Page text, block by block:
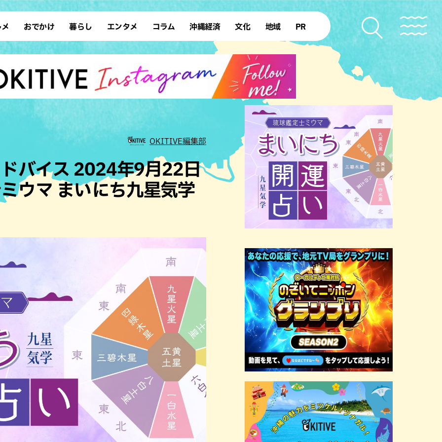
ン 沖縄そば
ウト カフェ
和食・日本料理
イタリアン
・焼肉 焼鳥・串料理
肉料理 居酒屋・バー
イキング
おでかけ
デート ドライブ
散歩 ソロ活
歴史
レジャー
サウナ 公園
沖縄の海
暮らし
レシピ SDGs
ファッション ローカルニュース
沖縄移住 沖縄旧暦行事
エンタメ
スポーツ 占い
タレント・芸人 テレビ
コラム 沖縄経済 文化
復帰50年
地域
本島北部
本島南部 先島諸島
北部離島
PR
OKITIVE編集部
バイス 2024年9月22日
ウマ まいにち九星気学